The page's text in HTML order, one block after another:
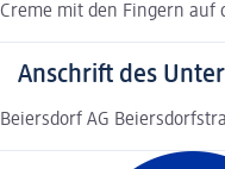
Creme mit den Fingern auf
Anschrift des
Beiersdorf AG